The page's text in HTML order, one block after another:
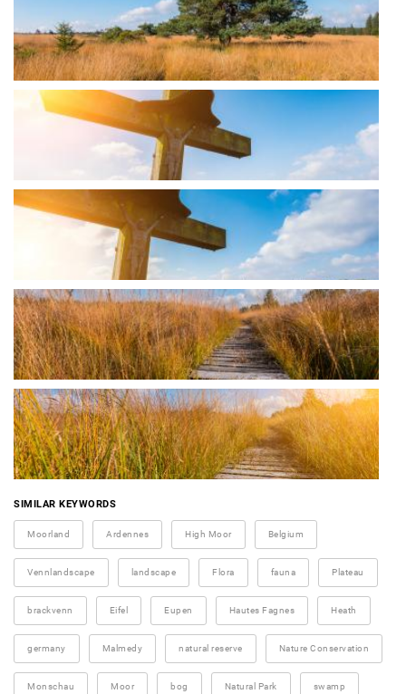
SIMILAR KEYWORDS
Moorland Ardennes High Moor Belgium
Vennlandscape landscape Flora fauna Plateau
brackvenn Eifel Eupen Hautes Fagnes Heath
germany Malmedy natural reserve Nature Conservation
Monschau Moor bog Natural Park swamp